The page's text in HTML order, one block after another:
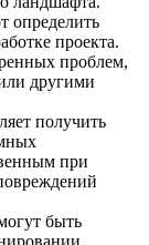
определить
проекта.
проблем,
другими
получить
при
быть